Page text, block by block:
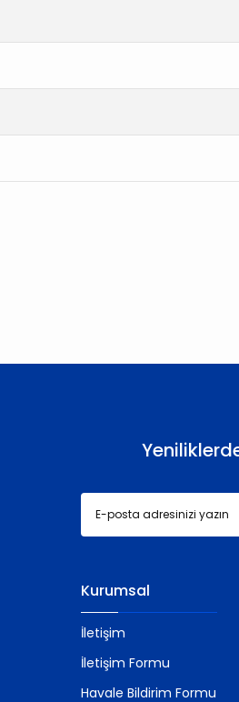
Kurumsal
İletişim
İletişim Formu
Havale Bildirim Formu